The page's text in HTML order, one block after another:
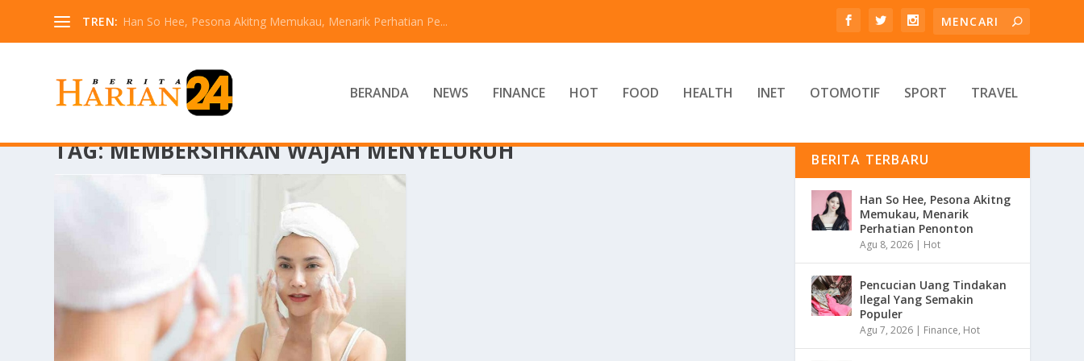
TREN: Han So Hee, Pesona Akitng Memukau, Menarik Perhatian Pe...
BERANDA NEWS FINANCE HOT FOOD HEALTH INET OTOMOTIF SPORT TRAVEL
TAG:MEMBERSIHKAN WAJAH MENYELURUH BERITA TERBARU
Han So Hee, Pesona Akitng
Memukau, Menarik
Perhatian Penonton
Agu 8, 2026 | Hot
Pencucian Uang Tindakan
Ilegal Yang Semakin
Populer
Agu 7, 2026 | Finance, Hot